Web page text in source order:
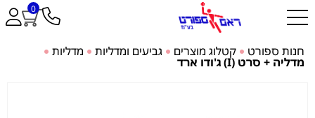
0
חנות ספורט קטלוג מוצרים גביעים ומדליות מדליות
מדליה + סרט (I) ג'ודו ארד